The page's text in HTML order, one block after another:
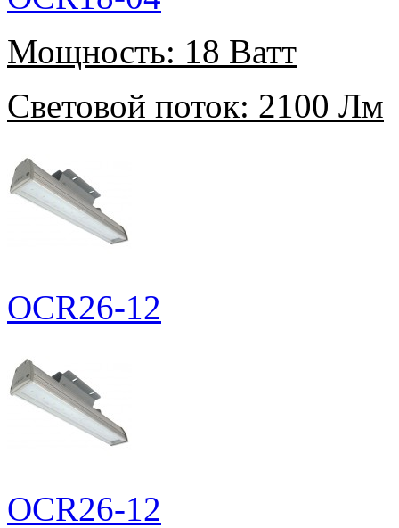
Мощность: 18 Ватт
Световой поток: 2100 Лм
OCR26-12
OCR26-12